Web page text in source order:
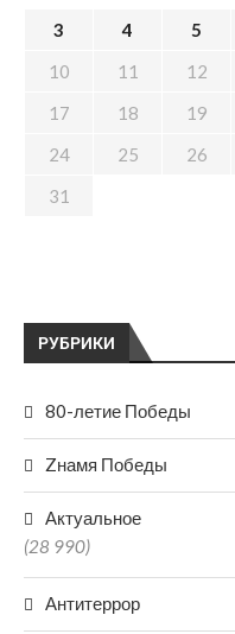
РУБРИКИ
80-летие Победы
Zнамя Победы
Актуальное
(28 990)
Антитеррор
3
4 5
10
11 12
17
18 19
24
25 26
31